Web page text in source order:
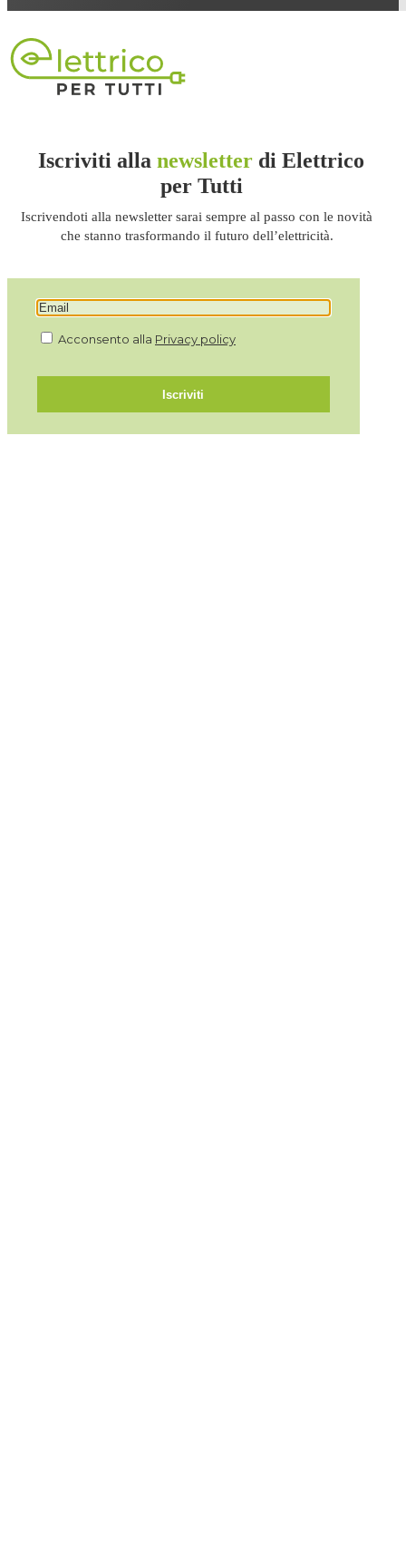
Iscriviti allanewsletter di Elettrico
per Tutti
Iscrivendoti alla newsletter sarai sempre al passo con le novità
che stanno trasformando il futuro dell’elettricità.
Acconsento alla Privacy policy
Iscriviti